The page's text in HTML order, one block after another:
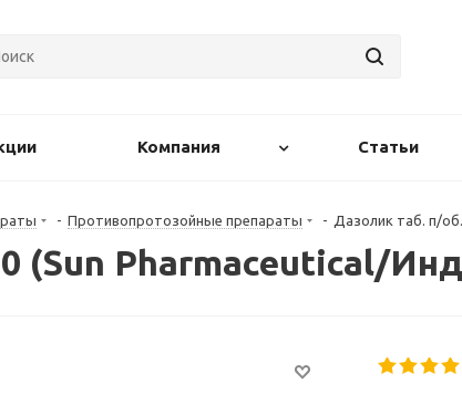
Компания Статьи
- Противопротозойные препараты - Дазолик таб. п/
(Sun Pharmaceutical/